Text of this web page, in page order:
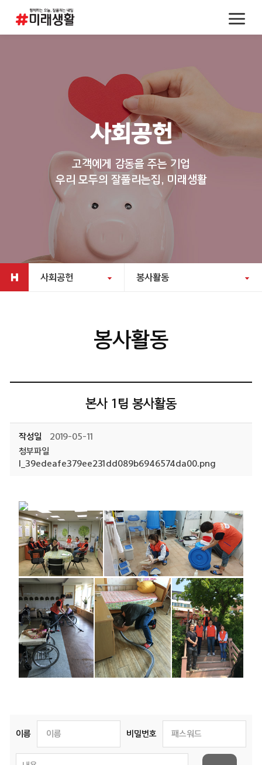
사회공헌
고객에게 감동을 주는 기업
우리 모두의 잘풀리는집, 미래생활
사회공헌 봉사활동
봉사활동
본사 1팀 봉사활동
작성일
2019-05-11
첨부파일
l_39edeafe379ee231dd089b6946574da00.png
이름 비밀번호